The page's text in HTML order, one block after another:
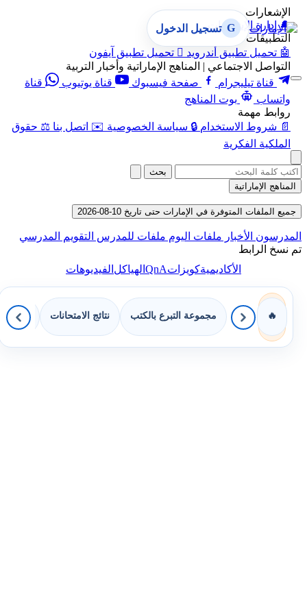
الإشعارات
🔔 إدارة الإشعارات
التطبيقات
🤖 تحميل تطبيق أندرويد  تحميل تطبيق آيفون
التواصل الاجتماعي | المناهج الإماراتية وأخبار التربية
قناة تيليجرام
صفحة فيسبوك قناة يوتيوب
قناة
واتساب
بوت المناهج
روابط مهمة
📄 شروط الاستخدام 🔒 سياسة الخصوصية ✉️ اتصل بنا ⚖️ حقوق
الملكية الفكرية
G تسجيل الدخول
بحث
المناهج الإماراتية
جميع الملفات المتوفرة في الإمارات حتى تاريخ 10-08-2026
المدرسون الأخبار ملفات اليوم ملفات للمدرس التقويم المدرسي
تم نسخ الرابط
الأكاديميةكويزاتQnAالهياكلالفيديوهات
🔥 مجموعة التبرع بالكتب نتائج الامتحانات